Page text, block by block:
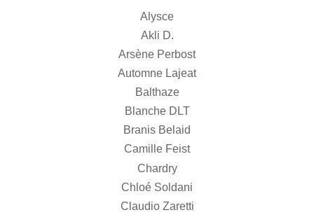
Alysce
Akli D.
Arsène Perbost
Automne Lajeat
Balthaze
Blanche DLT
Branis Belaid
Camille Feist
Chardry
Chloé Soldani
Claudio Zaretti